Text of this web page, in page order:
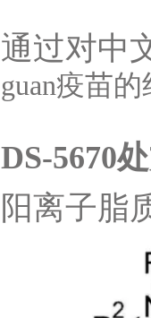
通过对中
guan疫苗
DS-5670
阳离子脂